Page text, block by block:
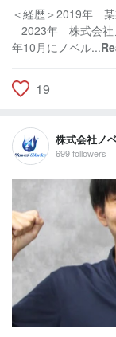
＜経歴＞2019
2023年 株式会
年10月にノベル...
19
株式会社ノ
699 followers